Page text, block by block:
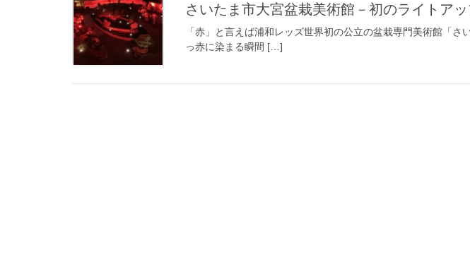
さいたま市大宮盆栽美術館－初のライトア
「赤」と言えば浦和レッズ世界初の公立の盆栽専門美術館「さ
っ赤に染まる瞬間 […]